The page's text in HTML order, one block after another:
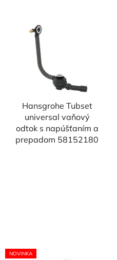
Hansgrohe Tubset
universal vaňový
odtok s napúšťaním a
prepadom 58152180
NOVINKA